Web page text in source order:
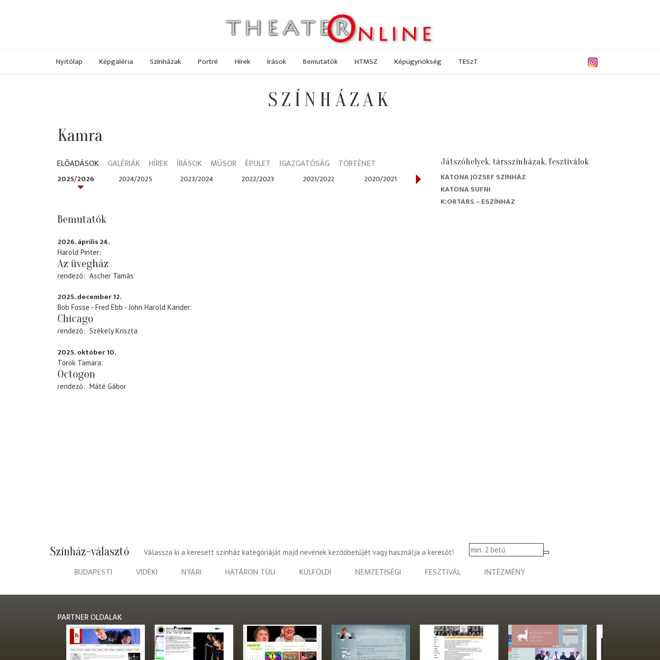
Nyitólap Képgaléria Színházak Portré Hírek Írások Bemutatók HTMSZ Képügynökség TESzT
SZÍNHÁZAK
Kamra
ELŐADÁSOK GALÉRIÁK HÍREK ÍRÁSOK MŰSOR ÉPÜLET IGAZGATÓSÁG TÖRTÉNET
2025/2026 2024/2025 2023/2024 2022/2023 2021/2022 2020/2021 2019/2020 2018/2019
Bemutatók
2026. április 24.
Harold Pinter
Az üvegház
rendező Ascher Tamás
2025. december 12.
Bob Fosse - Fred Ebb - John Harold Kander
Chicago
rendező Székely Kriszta
2025. október 10.
Török Tamara
Octogon
rendező Máté Gábor
Játszóhelyek, társszínházak, fesztiválok
KATONA JÓZSEF SZÍNHÁZ
KATONA SUFNI
K:ORTÁRS – ESZÍNHÁZ
Színház-választó Válassza ki a keresett színház kategóriáját majd nevének kezdőbetűjét vagy használja a keresőt!
BUDAPESTI VIDÉKI NYÁRI HATÁRON TÚLI KÜLFÖLDI NEMZETISÉGI FESZTIVÁL INTÉZMÉNY
PARTNER OLDALAK